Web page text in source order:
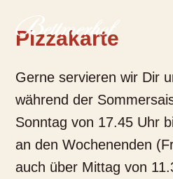
Pizzakarte
Gerne servieren wir Dir
während der
Sonntag von 17.45 Uhr
an den Wochenenden
auch über Mittag von